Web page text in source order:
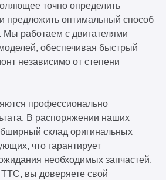
точно определить
предложить оптимальный способ
работаем с двигателями
обеспечивая быстрый
независимо от степени
профессионально
В распоряжении наших
склад оригинальных
что гарантирует
необходимых запчастей.
вы доверяете свой